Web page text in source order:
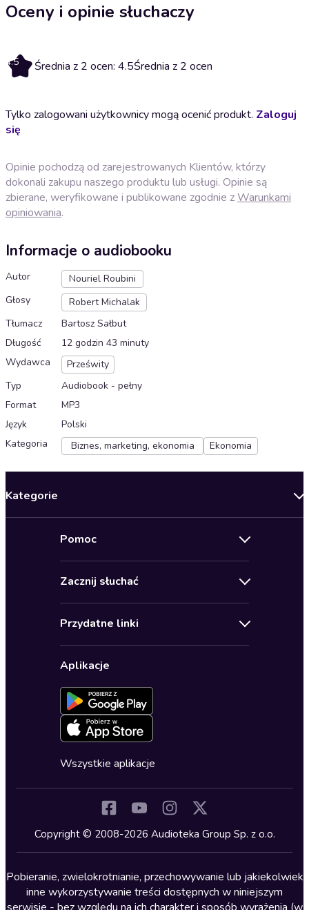
Oceny i opinie słuchaczy
4.5 Średnia z 2 ocen: 4.5Średnia z 2 ocen
Tylko zalogowani użytkownicy mogą ocenić produkt. Zaloguj
się
Opinie pochodzą od zarejestrowanych Klientów, którzy
dokonali zakupu naszego produktu lub usługi. Opinie są
zbierane, weryfikowane i publikowane zgodnie zWarunkami
opiniowania.
Informacje o audiobooku
Autor
Nouriel Roubini
Głosy
Robert Michalak
Tłumacz
Bartosz Sałbut
Długość
12 godzin 43 minuty
Wydawca
Prześwity
Typ
Audiobook - pełny
Format
MP3
Język
Polski
Kategoria
Biznes, marketing, ekonomia Ekonomia
Kategorie
Oferty specjalne
Biznes, marketing, ekonomia
Dla młodzieży
Kryminały
Lektury szkolne
Literatura anglojęzyczna
Literatura faktu
Pomoc
Pomoc
Ustawienia prywatności
Formularz zgłaszania nielegalnych treści
Deklaracja dostępności
Zacznij słuchać
Karnety
Oferta dla firm i bibliotek
Przydatne linki
Dołącz do newslettera
Blog
Zapowiedzi
Cykle audiobooków
Aplikacje
Wszystkie aplikacje
Copyright © 2008-2026 Audioteka Group Sp. z o.o.
Pobieranie, zwielokrotnianie, przechowywanie lub jakiekolwiek
inne wykorzystywanie treści dostępnych w niniejszym